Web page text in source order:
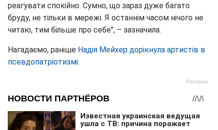
реагувати спокійно. Сумно, що зараз дуже багато
бруду, не тільки в мережі. Я останнім часом нічого не
читаю, тим більше про себе", – зазначила.
Нагадаємо, раніше Надія Мейхер дорікнула артистів в
псевдопатріотизмі.